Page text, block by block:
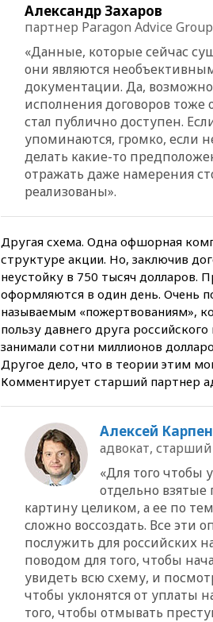
Александр Захаров
партнер Paragon Advice Group
«Данные, которые сейчас
они являются
документации. Да,
исполнения договоров тоже
стал публично доступен.
упоминаются, громко, если
делать какие-то
отражать даже намерения
реализованы».
Другая схема. Одна офшорная
структуре акции. Но, заключив
неустойку в 750 тысяч долларов.
оформляются в один день. Очень
называемым «пожертвованиям»,
пользу давнего друга
занимали сотни миллионов
Другое дело, что в теории этим
Комментирует старший партнер
Алексей
адвокат,
«Для того чтобы
отдельно
картину целиком, а ее по
сложно воссоздать. Все эти
послужить для российских
поводом для того, чтобы
увидеть всю схему, и
чтобы уклонятся от уплаты
того, чтобы отмывать